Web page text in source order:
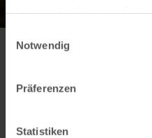
Einwilligungsauswahl
Notwendig
Präferenzen
Statistiken
Plus